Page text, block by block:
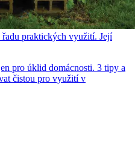
praktických využití. Její
pro úklid domácnosti. 3 tipy a
čistou pro využití v